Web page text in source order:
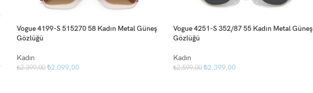
Vogue 4199-S 515270 58 Kadın Metal Güneş
Gözlüğü
Kadın
₺2.399,00 ₺2.099,00
Vogue 4251-S 352/87 55 Kadın Metal Güneş
Gözlüğü
Kadın
₺2.599,00 ₺2.399,00